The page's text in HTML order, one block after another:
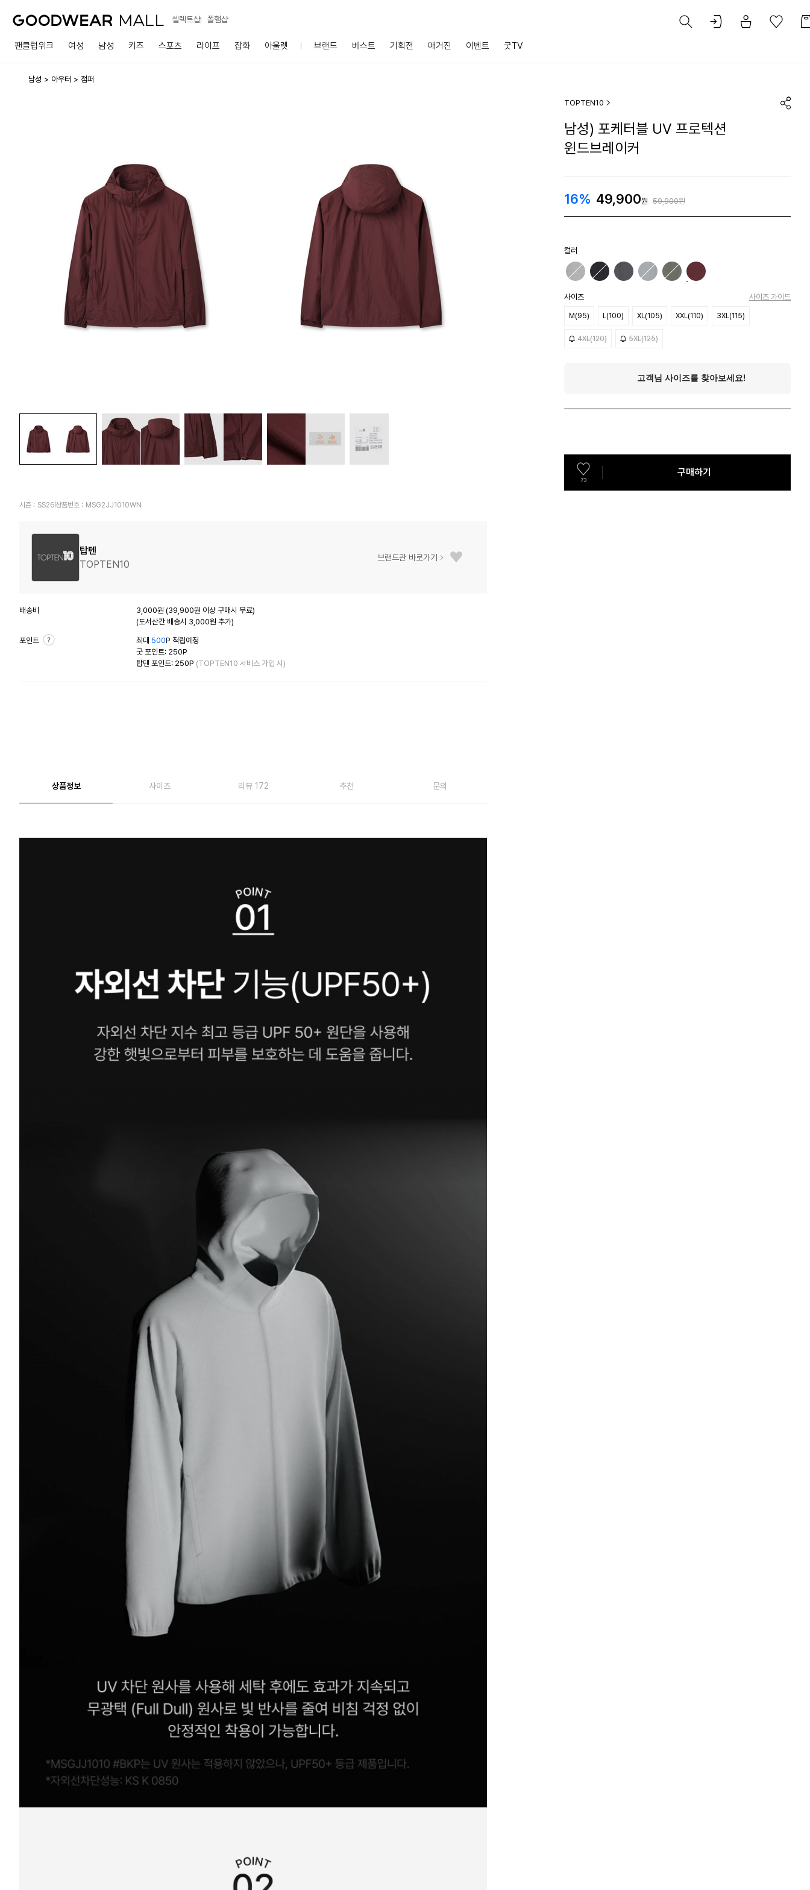
셀렉트샵 폴햄샵
팬클럽위크 여성 남성 키즈 스포츠 라이프 잡화 아울렛 브랜드 베스트 기획전 매거진 이벤트 굿TV
남성 아우터 점퍼
시즌 : SS26 상품번호 : MSG2JJ1010WN
탑텐
TOPTEN10
브랜드관 바로가기
배송비
3,000원 (39,900원 이상 구매시 무료)
(도서산간 배송시 3,000원 추가)
포인트 최대 500P 적립예정
굿 포인트: 250P
탑텐 포인트: 250P (TOPTEN10 서비스 가입 시)
상품정보 사이즈 리뷰 172 추천 문의
TOPTEN10
남성) 포케터블 UV 프로텍션
윈드브레이커
16% 49,900원 59,900원
컬러
사이즈 사이즈 가이드
M(95) L(100) XL(105) XXL(110) 3XL(115)
4XL(120) 5XL(125)
73
구매하기